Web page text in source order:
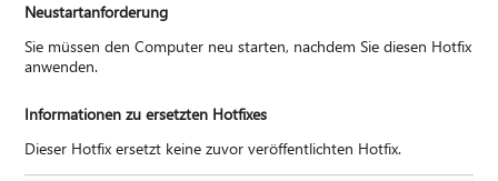
Neustartanforderung
Sie müssen den Computer neu starten, nachdem Sie diesen Hotfix
anwenden.
Informationen zu ersetzten Hotfixes
Dieser Hotfix ersetzt keine zuvor veröffentlichten Hotfix.